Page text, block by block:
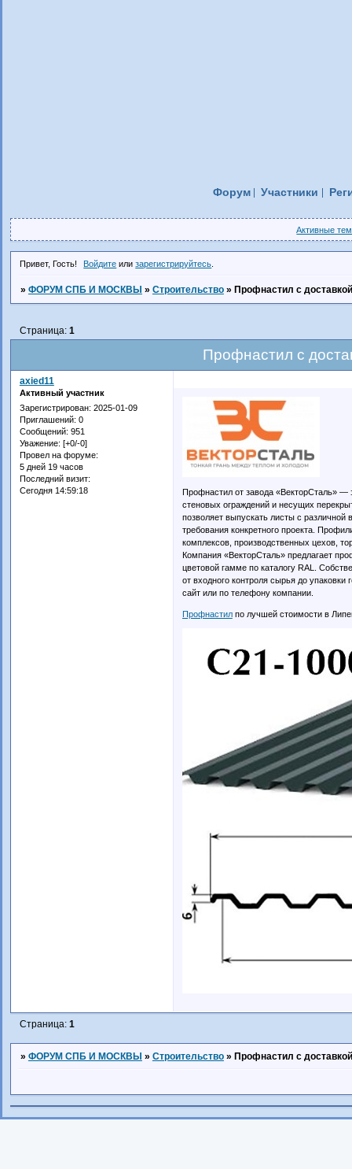
Форум Участники
Активные
Привет, Гость! Войдите илизарегистрируйтесь
» ФОРУМ СПБ И МОСКВЫ » Строительство » Профнастил с
Профнастил с
Страница: 1
axied11
Активный участник
Зарегистрирован: 2025-01-09
Приглашений: 0
Сообщений: 951
Уважение: [+0/-0]
Провел на форуме:
5 дней 19 часов
Последний визит:
Сегодня 14:59:18
Профнастил от завода «ВекторСталь» —
стеновых ограждений и несущих
позволяет выпускать листы с
требования конкретного проекта.
комплексов, производственных цехов,
Компания «ВекторСталь» предлагает
цветовой гамме по каталогу RAL.
от входного контроля сырья до
сайт или по телефону компании.
Профнастилпо лучшей стоимости в
Страница: 1
» ФОРУМ СПБ И МОСКВЫ » Строительство » Профнастил с